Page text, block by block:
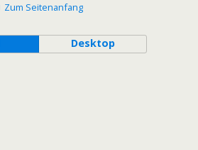
Zum Seitenanfang
Desktop